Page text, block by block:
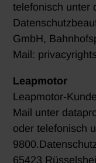
telefonisch unter
GmbH,
Mail:
Leapmotor
Leapmotor-
Mail unter
oder telefonisch
65423